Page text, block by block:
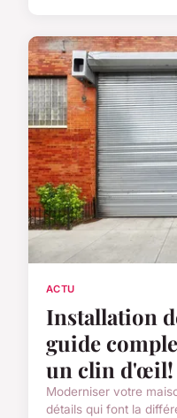
ACTU
Installation
guide
un clin d'œil!
Moderniser votre
détails qui font la